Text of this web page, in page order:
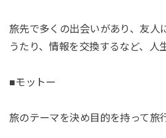
旅先で多くの出会いがあり、友人
うたり、情報を交換するなど、人
■モットー
旅のテーマを決め目的を持って旅